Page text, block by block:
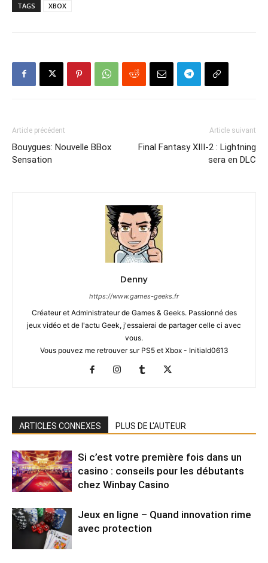
TAGS XBOX
Article précédent
Bouygues: Nouvelle BBox
Sensation
Article suivant
Final Fantasy XIII-2 : Lightning
sera en DLC
Denny
https://www.games-geeks.fr
Créateur et Administrateur de Games & Geeks. Passionné des
jeux vidéo et de l'actu Geek, j'essaierai de partager celle ci avec
vous.
Vous pouvez me retrouver sur PS5 et Xbox - Initiald0613
ARTICLES CONNEXES PLUS DE L'AUTEUR
Si c’est votre première fois dans un
casino : conseils pour les débutants
chez Winbay Casino
Jeux en ligne – Quand innovation rime
avec protection